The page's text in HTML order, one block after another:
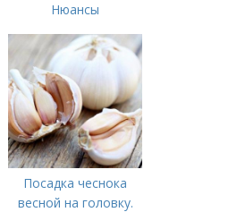
Нюансы
озимого чеснока
Посадка чеснока
весной на головку.